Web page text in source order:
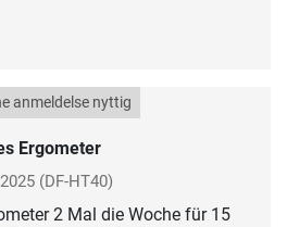
Ergometer
anmeldelse nyttig
(DF-HT40)
2 Mal die Woche für 15